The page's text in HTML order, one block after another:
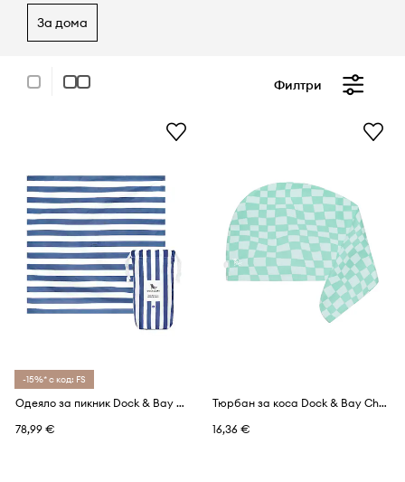
за дома
Филтри
-15%* с код: FS
Одеяло за пикник Dock & Bay Whitsunday Blue 170 x 170 cm
78,99 €
Тюрбан за коса Dock & Bay Check Mate
16,36 €